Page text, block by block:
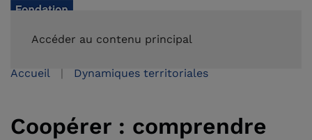
Accéder au contenu principal
Accueil Dynamiques territoriales
Coopérer : comprendre